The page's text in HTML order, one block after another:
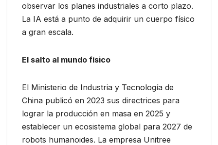
observar los planes industriales a corto plazo.
La IA está a punto de adquirir un cuerpo físico
a gran escala.
El salto al mundo físico
El Ministerio de Industria y Tecnología de
China publicó en 2023 sus directrices para
lograr la producción en masa en 2025 y
establecer un ecosistema global para 2027 de
robots humanoides. La empresa Unitree